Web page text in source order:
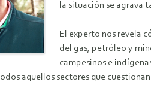
la situación se agrava
El experto nos revela
del gas, petróleo y
campesinos e
aquellos sectores que